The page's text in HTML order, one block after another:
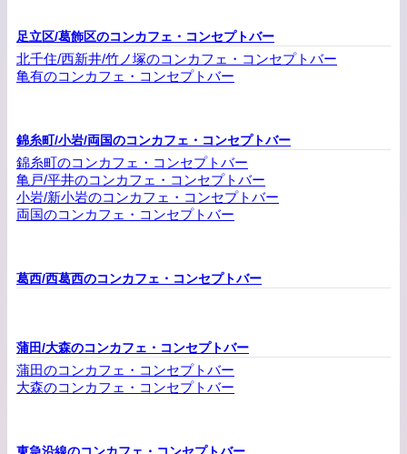
足立区/葛飾区のコンカフェ・コンセプトバー
北千住/西新井/竹ノ塚のコンカフェ・コンセプトバー
亀有のコンカフェ・コンセプトバー
錦糸町/小岩/両国のコンカフェ・コンセプトバー
錦糸町のコンカフェ・コンセプトバー
亀戸/平井のコンカフェ・コンセプトバー
小岩/新小岩のコンカフェ・コンセプトバー
両国のコンカフェ・コンセプトバー
葛西/西葛西のコンカフェ・コンセプトバー
蒲田/大森のコンカフェ・コンセプトバー
蒲田のコンカフェ・コンセプトバー
大森のコンカフェ・コンセプトバー